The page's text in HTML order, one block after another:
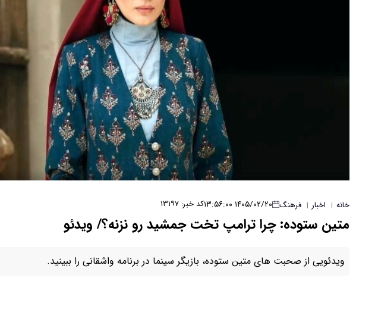
خانه | اخبار | فرهنگ ۱۴۰۵/۰۲/۲۰ ۱۳:۵۶:۰۰ کد خبر: ۱۳۱۹۷
متین ستوده: چرا ترامپ تخت جمشید رو نزنه؟/ ویدئو
ویدئویی از صحبت های متین ستوده، بازیگر سینما در برنامه واشقانی را ببینید.